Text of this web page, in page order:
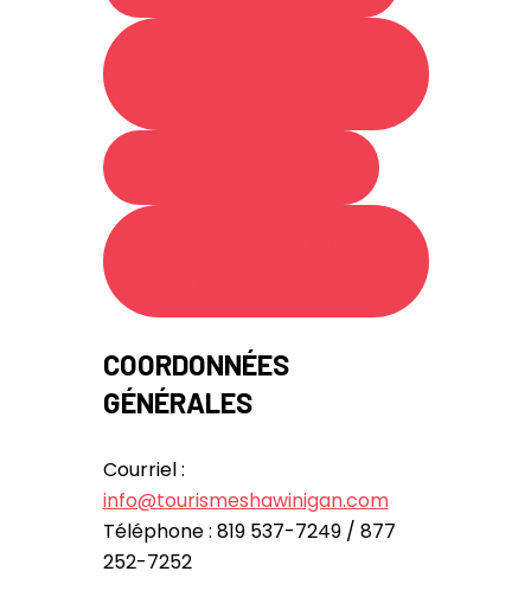
COORDONNÉES
GÉNÉRALES
Courriel :
info@tourismeshawinigan.com
Téléphone : 819 537-7249 / 877
252-7252